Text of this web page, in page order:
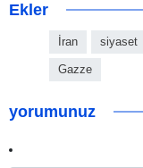
Ekler
İran siyaset
Gazze
yorumunuz